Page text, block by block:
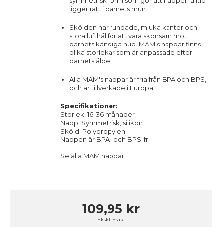
ligger rätt i barnets mun.
Skölden har rundade, mjuka kanter och
stora lufthål för att vara skonsam mot
barnets känsliga hud. MAM's nappar finns i
olika storlekar som är anpassade efter
barnets ålder.
Alla MAM's nappar är fria från BPA och BPS,
och är tillverkade i Europa.
Specifikationer:
Storlek: 16-36 månader
Napp: Symmetrisk, silikon
Sköld: Polypropylen
Nappen är BPA- och BPS-fri
Se alla MAM nappar.
109,95 kr
Ekskl. Frakt